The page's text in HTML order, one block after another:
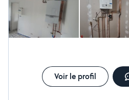
Voir le profil